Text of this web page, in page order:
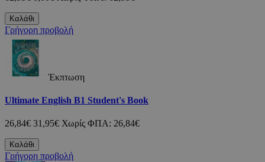
Καλάθι
Γρήγορη προβολή
Έκπτωση
Ultimate English B1 Student's Book
26,84€ 31,95€ Χωρίς ΦΠΑ: 26,84€
Καλάθι
Γρήγορη προβολή